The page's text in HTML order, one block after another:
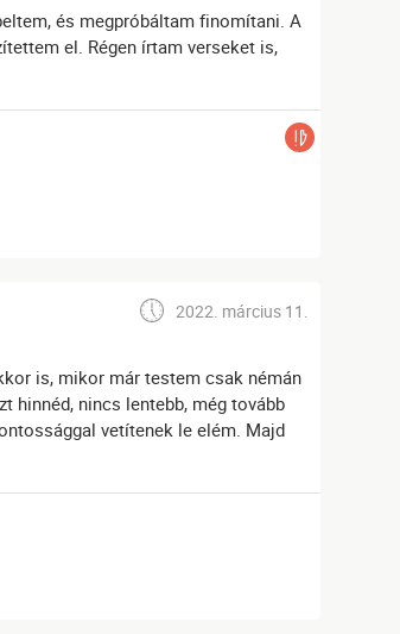
és megpróbáltam finomítani. A
el. Régen írtam verseket is,
2022. március 11.
is, mikor már testem csak némán
hinnéd, nincs lentebb, még tovább
vetítenek le elém. Majd